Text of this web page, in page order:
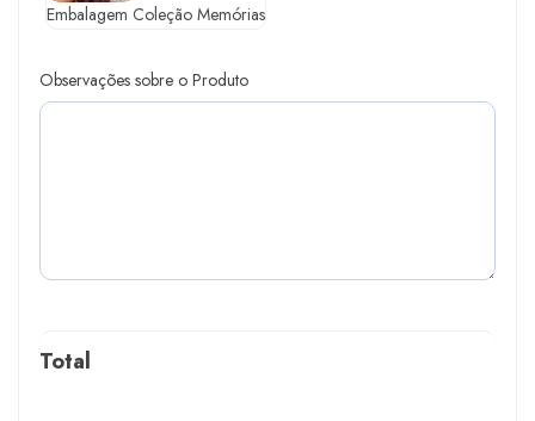
Embalagem Coleção Memórias
Observações sobre o Produto
Total